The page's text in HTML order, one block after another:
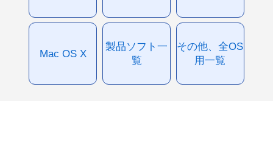
Mac OS X
製品ソフト一
覧
その他、全OS
用一覧